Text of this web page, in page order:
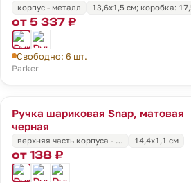
корпус - металл 13,6х1,5 см; коробка:
от 5 337 ₽
Свободно: 6 шт.
Parker
Ручка шариковая Snap, матовая
черная
верхняя часть корпуса - … 14,4x1,1 см
от 138 ₽